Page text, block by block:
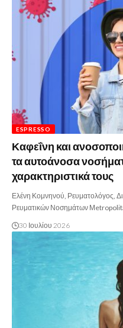
ESPRESSO
Καφεΐνη και
τα αυτοάνοσα
χαρακτηριστικά τους
Ελένη Κομνηνού, Ρευματολόγος,
Ρευματικών Νοσημάτων
30 Ιουλίου 2026